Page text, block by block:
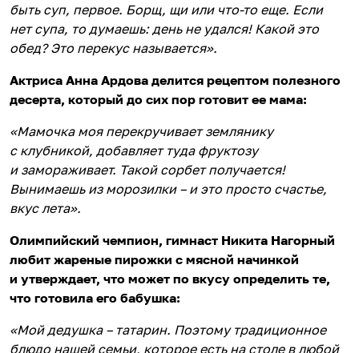
быть суп, первое. Борщ, щи или что-то еще. Если
нет супа, то думаешь: день не удался! Какой это
обед? Это перекус называется».
Актриса Анна Ардова делится рецептом полезного
десерта, который до сих пор готовит ее мама:
«Мамочка моя перекручивает землянику
с клубникой, добавляет туда фруктозу
и замораживает. Такой сорбет получается!
Вынимаешь из морозилки – и это просто счастье,
вкус лета».
Олимпийский чемпион, гимнаст Никита Нагорный
любит жареные пирожки с мясной начинкой
и утверждает, что может по вкусу определить те,
что готовила его бабушка:
«Мой дедушка – татарин. Поэтому традиционное
блюдо нашей семьи, которое есть на столе в любой